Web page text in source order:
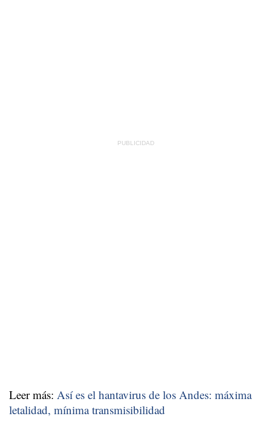
Leer más: Así es el hantavirus de los Andes: máxima
letalidad, mínima transmisibilidad